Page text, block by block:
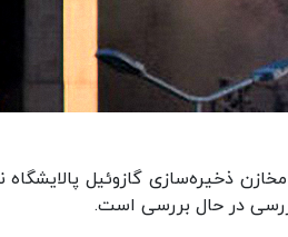
ذخیره‌سازی گازوئیل
در حال بررسی است.